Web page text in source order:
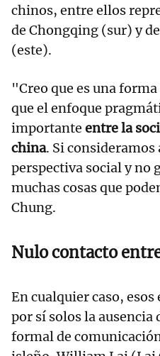
chinos, entre ellos
de Chongqing (sur) y
(este).
"Creo que es una
que el enfoque
importante entre la
china. Si consideramos
perspectiva social y no
muchas cosas que
Chung.
Nulo contacto
En cualquier caso,
por sí solos la ausencia
formal de